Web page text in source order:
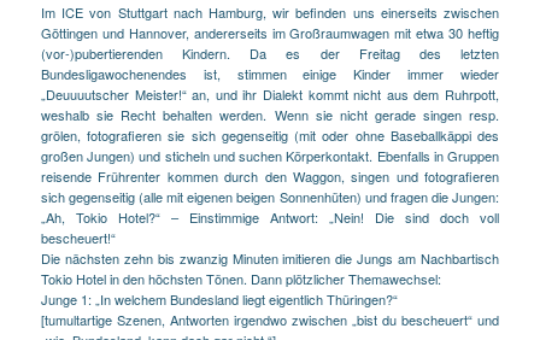
Im ICE von Stuttgart nach Hamburg, wir befinden uns einerseits zwischen
Göttingen und Hannover, andererseits im Großraumwagen mit etwa 30 heftig
(vor-)pubertierenden Kindern. Da es der Freitag des letzten
Bundesligawochenendes ist, stimmen einige Kinder immer wieder
„Deuuuutscher Meister!“ an, und ihr Dialekt kommt nicht aus dem Ruhrpott,
weshalb sie Recht behalten werden. Wenn sie nicht gerade singen resp.
grölen, fotografieren sie sich gegenseitig (mit oder ohne Baseballkäppi des
großen Jungen) und sticheln und suchen Körperkontakt. Ebenfalls in Gruppen
reisende Frührenter kommen durch den Waggon, singen und fotografieren
sich gegenseitig (alle mit eigenen beigen Sonnenhüten) und fragen die Jungen:
„Ah, Tokio Hotel?“ – Einstimmige Antwort: „Nein! Die sind doch voll
bescheuert!“
Die nächsten zehn bis zwanzig Minuten imitieren die Jungs am Nachbartisch
Tokio Hotel in den höchsten Tönen. Dann plötzlicher Themawechsel:
Junge 1: „In welchem Bundesland liegt eigentlich Thüringen?“
[tumultartige Szenen, Antworten irgendwo zwischen „bist du bescheuert“ und